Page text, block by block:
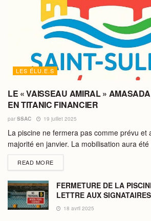
LES ÉLU.E.S
LE « VAISSEAU AMIRAL »
EN TITANIC FINANCIER
par SSAC 19 juillet 2025
La piscine ne fermera pas comme prévu et
majorité en janvier. La mobilisation aura
READ MOREDETAILS
FERMETURE DE LA
LETTRE AUX
18 avril 2025